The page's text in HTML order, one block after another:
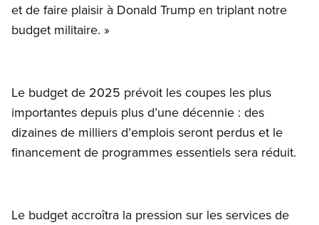
et de faire plaisir à Donald Trump en triplant notre
budget militaire. »
Le budget de 2025 prévoit les coupes les plus
importantes depuis plus d’une décennie : des
dizaines de milliers d’emplois seront perdus et le
financement de programmes essentiels sera réduit.
Le budget accroîtra la pression sur les services de